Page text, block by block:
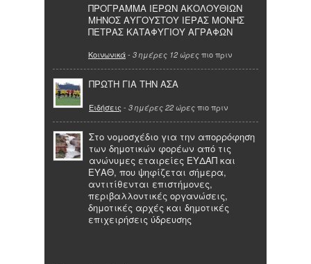
ΠΡΟΓΡΑΜΜΑ ΙΕΡΩΝ ΑΚΟΛΟΥΘΙΩΝ
ΜΗΝΟΣ ΑΥΓΟΥΣΤΟΥ ΙΕΡΑΣ ΜΟΝΗΣ
ΠΕΤΡΑΣ ΚΑΤΑΦΥΓΙΟΥ ΑΓΡΑΦΩΝ
Κοινωνικά- 3 ημέρες 12 ώρες πιο πριν
ΠΡΩΤΗ ΓΙΑ ΤΗΝ ΑΣΑ
Ειδήσεις - 3 ημέρες 22 ώρες πιο πριν
Στο νομοσχέδιο για την απορρόφηση
των δημοτικών φορέων από τις
ανώνυμες εταιρείες ΕΥΔΑΠ και
ΕΥΑΘ, που ψηφίζεται σήμερα,
αντιτίθενται επιστήμονες,
περιβαλλοντικές οργανώσεις,
δημοτικές αρχές και δημοτικές
επιχειρήσεις ύδρευσης